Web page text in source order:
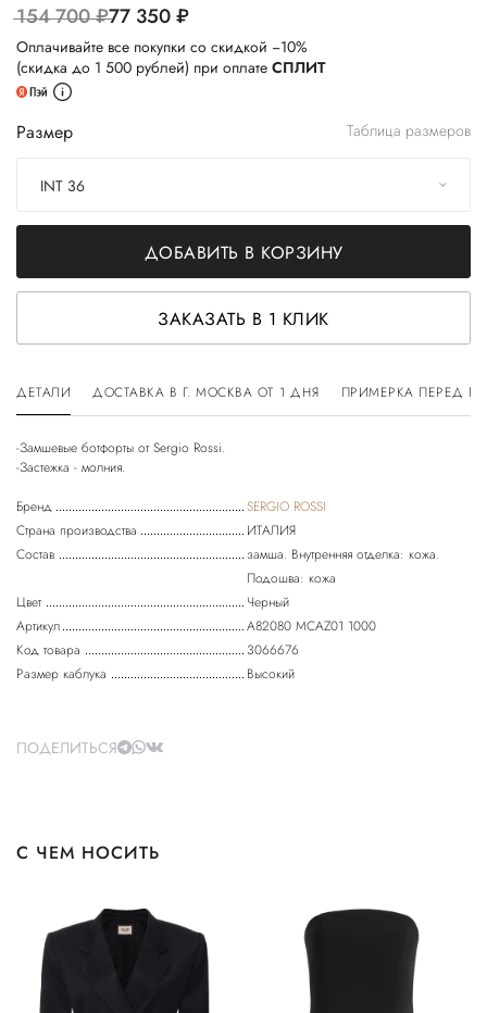
154 700руб.77 350руб.
Оплачивайте все покупки со скидкой −10%
(скидка до 1 500 рублей) при оплате СПЛИТ
Размер Таблица размеров
INT 36
ДОБАВИТЬ В КОРЗИНУ
ЗАКАЗАТЬ В 1 КЛИК
ДЕТАЛИ ДОСТАВКА В Г. МОСКВА ОТ 1 ДНЯ ПРИМЕРКА ПЕРЕД
-Замшевые ботфорты от Sergio Rossi.
-Застежка - молния.
Бренд
SERGIO ROSSI
Страна производства
ИТАЛИЯ
Состав
замша. Внутренняя отделка: кожа.
Подошва: кожа
Цвет
Черный
Артикул
A82080 MCAZ01 1000
Код товара
3066676
Размер каблука
Высокий
ПОДЕЛИТЬСЯ
С ЧЕМ НОСИТЬ